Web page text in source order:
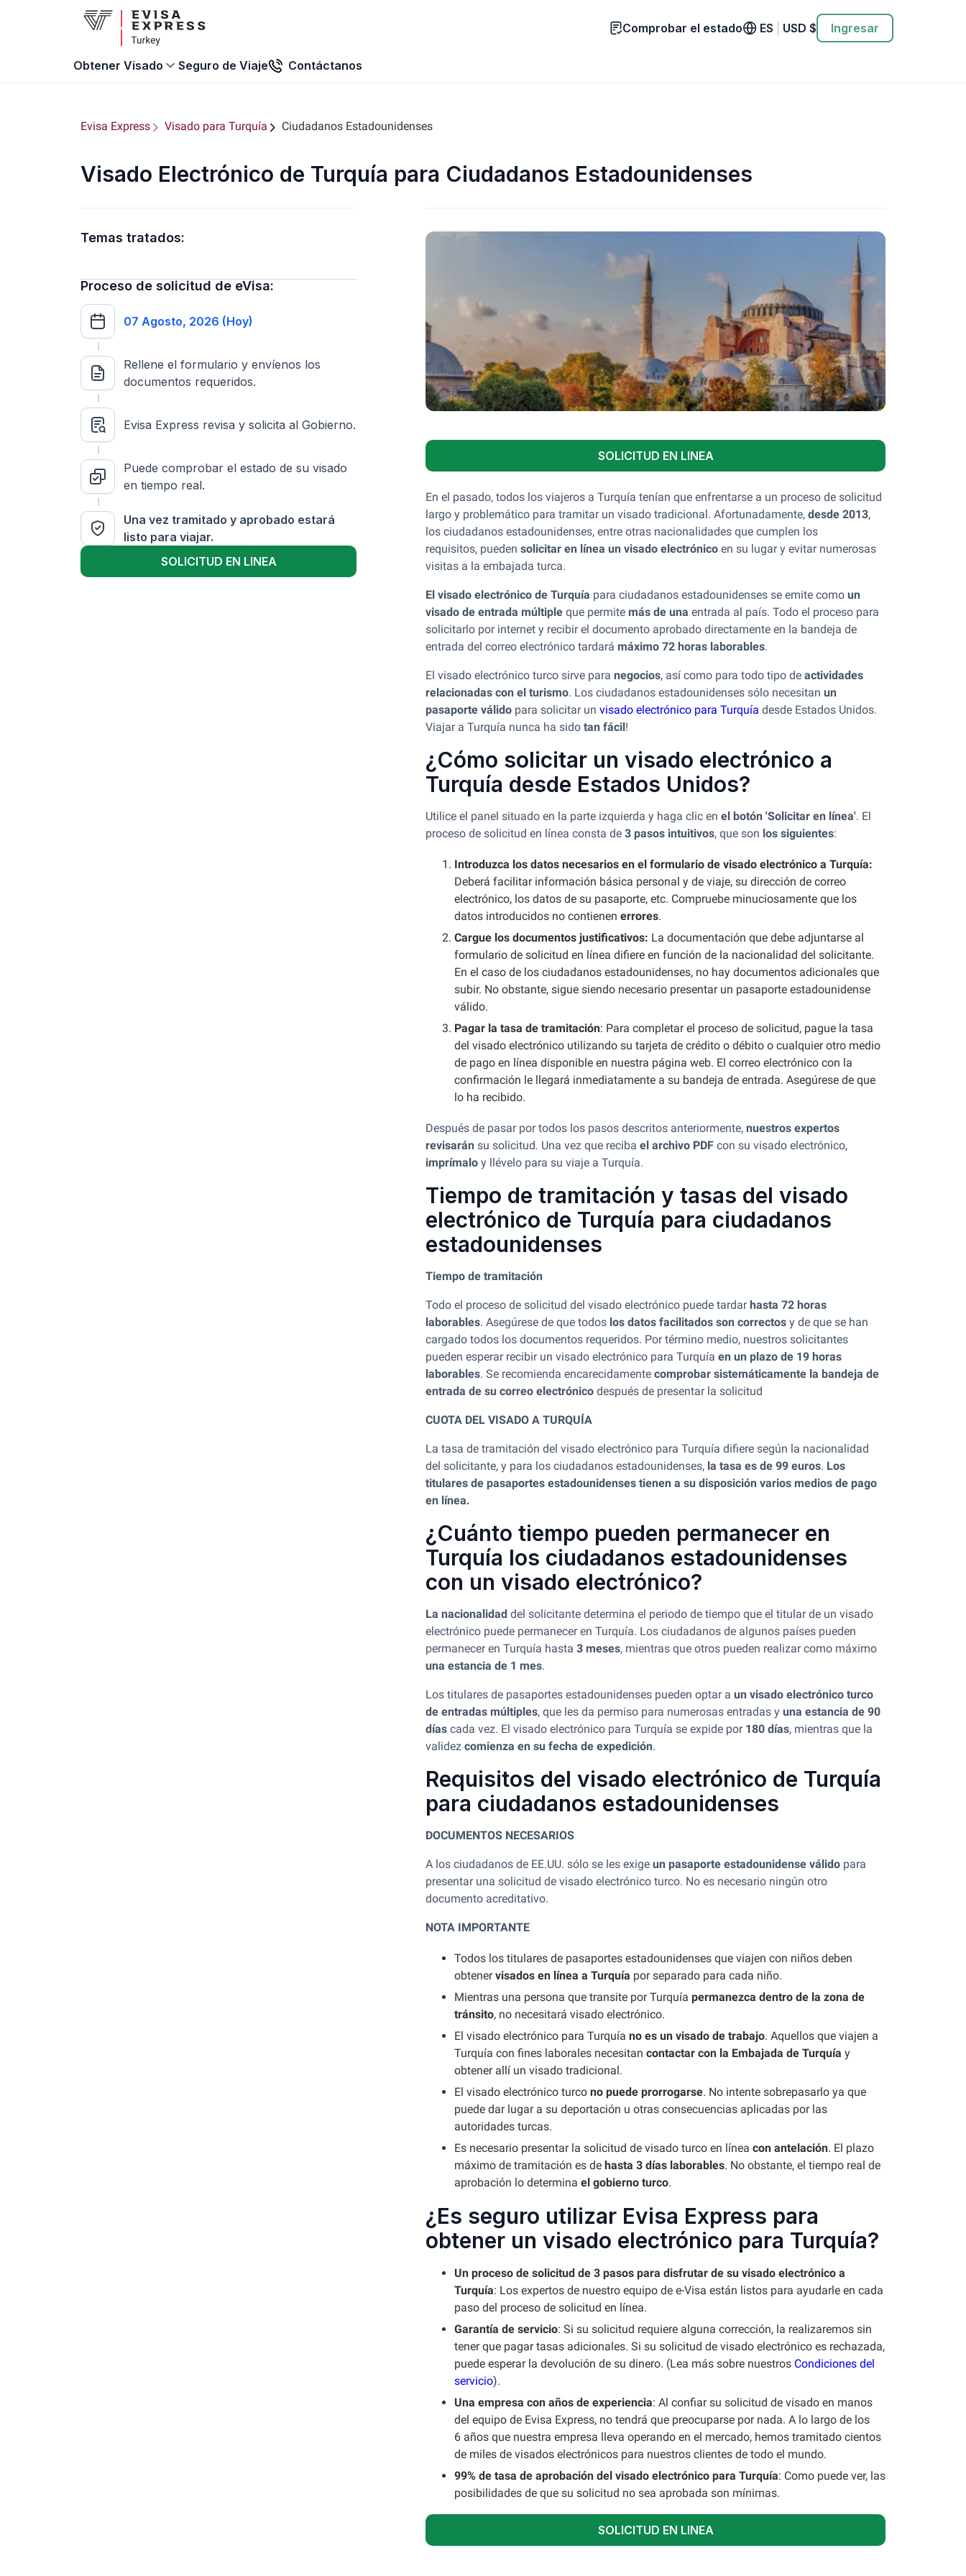
Comprobar el estado ES USD $ Ingresar
Obtener Visado Seguro de Viaje Contáctanos
Evisa Express Visado para Turquía Ciudadanos Estadounidenses
Visado Electrónico de Turquía para Ciudadanos Estadounidenses
Temas tratados:
Proceso de solicitud de eVisa:
07 Agosto, 2026 (Hoy)
Rellene el formulario y envíenos los
documentos requeridos.
Evisa Express revisa y solicita al Gobierno.
Puede comprobar el estado de su visado
en tiempo real.
Una vez tramitado y aprobado estará
listo para viajar.
SOLICITUD EN LINEA
SOLICITUD EN LINEA
En el pasado, todos los viajeros a Turquía tenían que enfrentarse a un proceso de solicitud
largo y problemático para tramitar un visado tradicional. Afortunadamente, desde 2013,
los ciudadanos estadounidenses, entre otras nacionalidades que cumplen los
requisitos, pueden solicitar en línea un visado electrónico en su lugar y evitar numerosas
visitas a la embajada turca.
El visado electrónico de Turquía para ciudadanos estadounidenses se emite como un
visado de entrada múltiple que permite más de una entrada al país. Todo el proceso para
solicitarlo por internet y recibir el documento aprobado directamente en la bandeja de
entrada del correo electrónico tardará máximo 72 horas laborables.
El visado electrónico turco sirve para negocios, así como para todo tipo de actividades
relacionadas con el turismo. Los ciudadanos estadounidenses sólo necesitan un
pasaporte válido para solicitar un visado electrónico para Turquía desde Estados Unidos.
Viajar a Turquía nunca ha sido tan fácil!
¿Cómo solicitar un visado electrónico a
Turquía desde Estados Unidos?
Utilice el panel situado en la parte izquierda y haga clic en el botón 'Solicitar en línea'. El
proceso de solicitud en línea consta de 3 pasos intuitivos, que son los siguientes:
Introduzca los datos necesarios en el formulario de visado electrónico a Turquía:
Deberá facilitar información básica personal y de viaje, su dirección de correo
electrónico, los datos de su pasaporte, etc. Compruebe minuciosamente que los
datos introducidos no contienen errores.
Cargue los documentos justificativos: La documentación que debe adjuntarse al
formulario de solicitud en línea difiere en función de la nacionalidad del solicitante.
En el caso de los ciudadanos estadounidenses, no hay documentos adicionales que
subir. No obstante, sigue siendo necesario presentar un pasaporte estadounidense
válido.
Pagar la tasa de tramitación: Para completar el proceso de solicitud, pague la tasa
del visado electrónico utilizando su tarjeta de crédito o débito o cualquier otro medio
de pago en línea disponible en nuestra página web. El correo electrónico con la
confirmación le llegará inmediatamente a su bandeja de entrada. Asegúrese de que
lo ha recibido.
Después de pasar por todos los pasos descritos anteriormente, nuestros expertos
revisarán su solicitud. Una vez que reciba el archivo PDF con su visado electrónico,
imprímalo y llévelo para su viaje a Turquía.
Tiempo de tramitación y tasas del visado
electrónico de Turquía para ciudadanos
estadounidenses
Tiempo de tramitación
Todo el proceso de solicitud del visado electrónico puede tardarhasta 72 horas
laborables. Asegúrese de que todos los datos facilitados son correctos y de que se han
cargado todos los documentos requeridos. Por término medio, nuestros solicitantes
pueden esperar recibir un visado electrónico para Turquía en un plazo de 19 horas
laborables. Se recomienda encarecidamente comprobar sistemáticamente la bandeja de
entrada de su correo electrónico después de presentar la solicitud
CUOTA DEL VISADO A TURQUÍA
La tasa de tramitación del visado electrónico para Turquía difiere según la nacionalidad
del solicitante, y para los ciudadanos estadounidenses, la tasa es de 99 euros. Los
titulares de pasaportes estadounidenses tienen a su disposición varios medios de pago
en línea.
¿Cuánto tiempo pueden permanecer en
Turquía los ciudadanos estadounidenses
con un visado electrónico?
La nacionalidad del solicitante determina el periodo de tiempo que el titular de un visado
electrónico puede permanecer en Turquía. Los ciudadanos de algunos países pueden
permanecer en Turquía hasta 3 meses, mientras que otros pueden realizar como máximo
una estancia de 1 mes.
Los titulares de pasaportes estadounidenses pueden optar a un visado electrónico turco
de entradas múltiples, que les da permiso para numerosas entradas y una estancia de 90
días cada vez. El visado electrónico para Turquía se expide por 180 días, mientras que la
validez comienza en su fecha de expedición.
Requisitos del visado electrónico de Turquía
para ciudadanos estadounidenses
DOCUMENTOS NECESARIOS
A los ciudadanos de EE.UU. sólo se les exige un pasaporte estadounidense válido para
presentar una solicitud de visado electrónico turco. No es necesario ningún otro
documento acreditativo.
NOTA IMPORTANTE
Todos los titulares de pasaportes estadounidenses que viajen con niños deben
obtenervisados en línea a Turquía por separado para cada niño.
Mientras una persona que transite por Turquía permanezca dentro de la zona de
tránsito, no necesitará visado electrónico.
El visado electrónico para Turquía no es un visado de trabajo. Aquellos que viajen a
Turquía con fines laborales necesitan contactar con la Embajada de Turquía y
obtener allí un visado tradicional.
El visado electrónico turco no puede prorrogarse. No intente sobrepasarlo ya que
puede dar lugar a su deportación u otras consecuencias aplicadas por las
autoridades turcas.
Es necesario presentar la solicitud de visado turco en línea con antelación. El plazo
máximo de tramitación es de hasta 3 días laborables. No obstante, el tiempo real de
aprobación lo determina el gobierno turco.
¿Es seguro utilizar Evisa Express para
obtener un visado electrónico para Turquía?
Un proceso de solicitud de 3 pasos para disfrutar de su visado electrónico a
Turquía: Los expertos de nuestro equipo de e-Visa están listos para ayudarle en cada
paso del proceso de solicitud en línea.
Garantía de servicio: Si su solicitud requiere alguna corrección, la realizaremos sin
tener que pagar tasas adicionales. Si su solicitud de visado electrónico es rechazada,
puede esperar la devolución de su dinero. (Lea más sobre nuestros Condiciones del
servicio).
Una empresa con años de experiencia: Al confiar su solicitud de visado en manos
del equipo de Evisa Express, no tendrá que preocuparse por nada. A lo largo de los
6 años que nuestra empresa lleva operando en el mercado, hemos tramitado cientos
de miles de visados electrónicos para nuestros clientes de todo el mundo.
99% de tasa de aprobación del visado electrónico para Turquía: Como puede ver, las
posibilidades de que su solicitud no sea aprobada son mínimas.
SOLICITUD EN LINEA